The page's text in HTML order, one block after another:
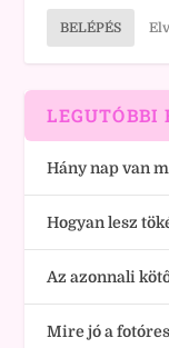
BELÉPÉS
LEGUTÓBBI
Hány nap van
Hogyan lesz
Az azonnali
Mire jó a